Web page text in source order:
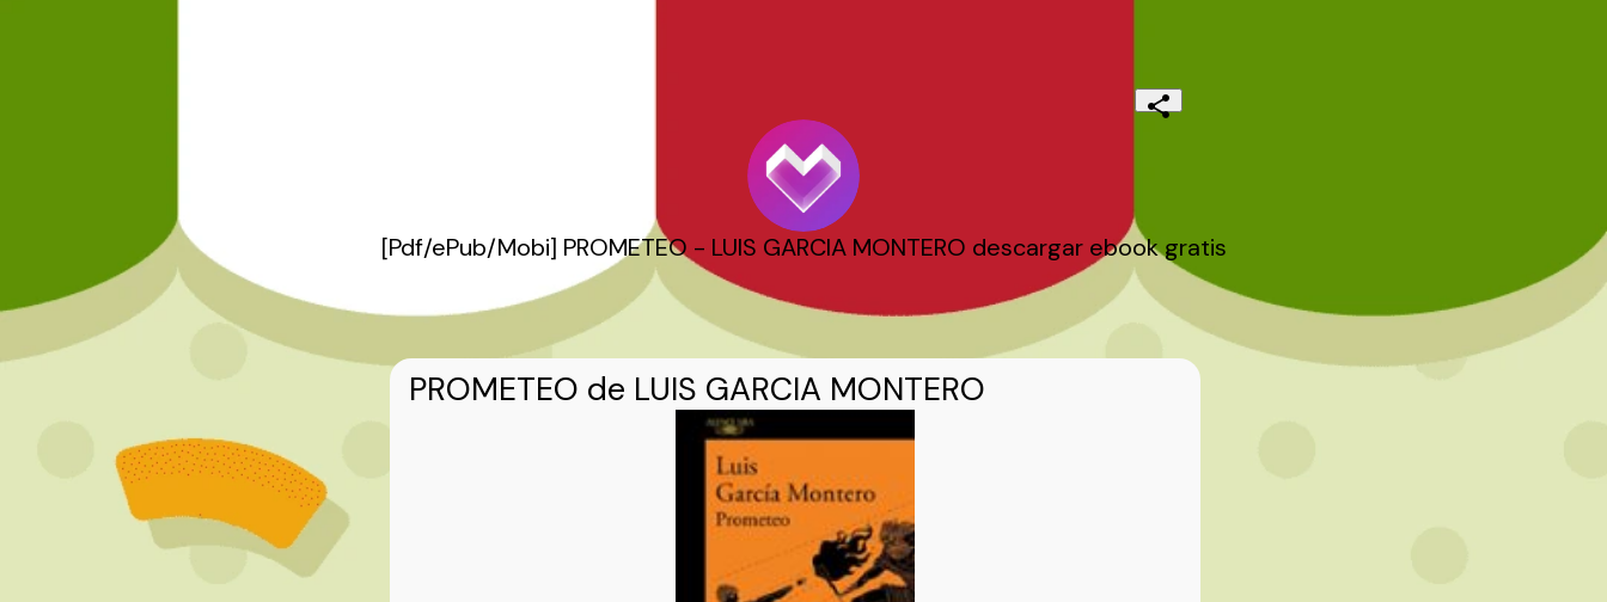
[Pdf/ePub/Mobi] PROMETEO - LUIS GARCIA MONTERO descargar ebook gratis
PROMETEO de LUIS GARCIA MONTERO